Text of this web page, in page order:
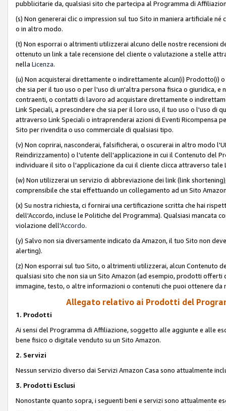
pubblicitarie da, qualsiasi sito che partecipa al Programma di
(s) Non genererai clic o impression sul tuo Sito in maniera artificiale
o in altro modo.
(t) Non esporrai o altrimenti utilizzerai alcuno delle nostre recensioni
ottenuto un link a tale recensione del cliente o valutazione a stelle
nella Licenza.
(u) Non acquisterai direttamente o indirettamente alcun(i) Prodotto(i)
che sia per il tuo uso o per l'uso di un'altra persona fisica o giuridica,
contraenti, o contatti di lavoro ad acquistare direttamente o
Link Speciali, a prescindere che sia per il loro uso, il tuo uso o l'uso di
attraverso Link Speciali o intraprenderai azioni di Eventi
Sito per rivendita o uso commerciale di qualsiasi tipo.
(v) Non coprirai, nasconderai, falsificherai, o oscurerai in altro modo
Reindirizzamento) o l'utente dell'applicazione in cui il Contenuto del
individuare il sito o l'applicazione da cui il cliente clicca attraverso tale
(w) Non utilizzerai un servizio di abbreviazione dei link (link
comprensibile che stai effettuando un collegamento ad un Sito
(x) Su nostra richiesta, ci fornirai una certificazione scritta che hai
dell'Accordo, incluse le Politiche del Programma). Qualsiasi mancata
violazione dell'Accordo.
(y) Salvo non sia diversamente indicato da Amazon, il tuo Sito non
alerting).
(z) Non esporrai sul tuo Sito, o altrimenti utilizzerai, alcun Contenuto
qualsiasi sito che non sia un Sito Amazon (ad esempio, prodotti
immagine, testo, o altre informazioni o contenuti che puoi ottenere da
Allegato relativo ai Prodotti del
1. Prodotti
Ai sensi del Programma di Affiliazione, soggetto alle aggiunte e alle
bene fisico o digitale venduto su un Sito Amazon.
2. Servizi
Nessun servizio diverso dai Servizi Amazon Casa sono attualmente
3. Prodotti Esclusi
Nonostante quanto sopra, i seguenti beni e servizi sono attualmente